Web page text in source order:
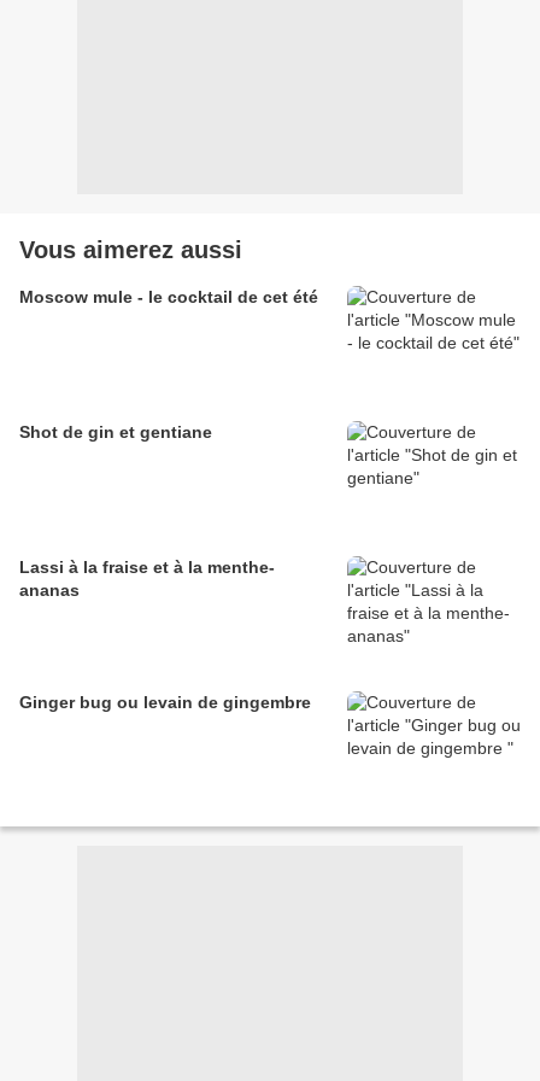
Vous aimerez aussi
Moscow mule - le cocktail de cet été
Shot de gin et gentiane
Lassi à la fraise et à la menthe-
ananas
Ginger bug ou levain de gingembre